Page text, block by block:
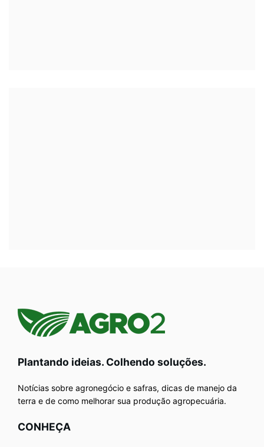
Plantando ideias. Colhendo soluções.
Notícias sobre agronegócio e safras, dicas de manejo da
terra e de como melhorar sua produção agropecuária.
CONHEÇA